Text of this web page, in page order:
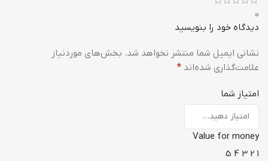
0
دیدگاه خود را بنویسید
نشانی ایمیل شما منتشر نخواهد شد. بخش‌های موردنیاز
علامت‌گذاری شده‌اند *
امتیاز شما
Value for money
1
2
3
4
5